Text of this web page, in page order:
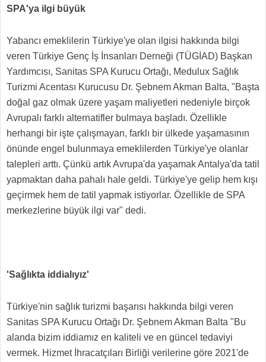
SPA'ya ilgi büyük
Yabancı emeklilerin Türkiye'ye olan ilgisi hakkında bilgi
veren Türkiye Genç İş İnsanları Derneği (TÜGİAD) Başkan
Yardımcısı, Sanitas SPA Kurucu Ortağı, Medulux Sağlık
Turizmi Acentası Kurucusu Dr. Şebnem Akman Balta, "Başta
doğal gaz olmak üzere yaşam maliyetleri nedeniyle birçok
Avrupalı farklı alternatifler bulmaya başladı. Özellikle
herhangi bir işte çalışmayan, farklı bir ülkede yaşamasının
önünde engel bulunmaya emeklilerden Türkiye'ye olanlar
talepleri arttı. Çünkü artık Avrupa'da yaşamak Antalya'da tatil
yapmaktan daha pahalı hale geldi. Türkiye'ye gelip hem kışı
geçirmek hem de tatil yapmak istiyorlar. Özellikle de SPA
merkezlerine büyük ilgi var" dedi.
'Sağlıkta iddialıyız'
Türkiye'nin sağlık turizmi başarısı hakkında bilgi veren
Sanitas SPA Kurucu Ortağı Dr. Şebnem Akman Balta "Bu
alanda bizim iddiamız en kaliteli ve en güncel tedaviyi
vermek. Hizmet İhracatçıları Birliği verilerine göre 2021'de